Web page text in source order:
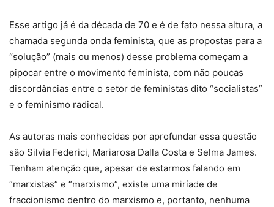
Esse artigo já é da década de 70 e é de fato nessa altura, a
chamada segunda onda feminista, que as propostas para a
“solução” (mais ou menos) desse problema começam a
pipocar entre o movimento feminista, com não poucas
discordâncias entre o setor de feministas dito “socialistas”
e o feminismo radical.
As autoras mais conhecidas por aprofundar essa questão
são Silvia Federici, Mariarosa Dalla Costa e Selma James.
Tenham atenção que, apesar de estarmos falando em
“marxistas” e “marxismo”, existe uma miríade de
fraccionismo dentro do marxismo e, portanto, nenhuma